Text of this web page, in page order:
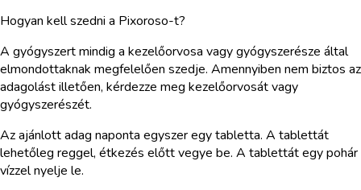
Hogyan kell szedni a Pixoroso-t?
A gyógyszert mindig a kezelőorvosa vagy gyógyszerésze által
elmondottaknak megfelelően szedje. Amennyiben nem biztos az
adagolást illetően, kérdezze meg kezelőorvosát vagy
gyógyszerészét.
Az ajánlott adag naponta egyszer egy tabletta. A tablettát
lehetőleg reggel, étkezés előtt vegye be. A tablettát egy pohár
vízzel nyelje le.